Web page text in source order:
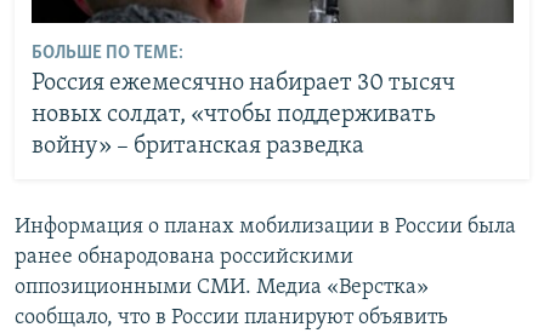
БОЛЬШЕ ПО ТЕМЕ:
Россия ежемесячно набирает 30 тысяч
новых солдат, «чтобы поддерживать
войну» – британская разведка
Информация о планах мобилизации в России была
ранее обнародована российскими
оппозиционными СМИ. Медиа «Верстка»
сообщало, что в России планируют объявить